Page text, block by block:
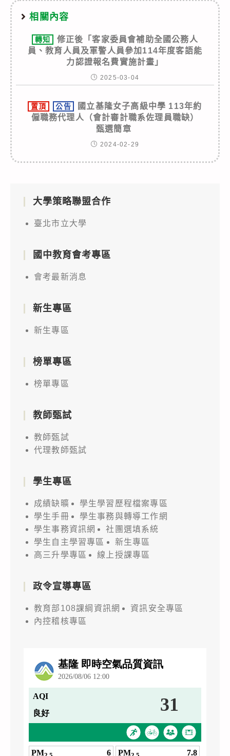
相關內容
轉知
修正後「客家委員會補助全國公務人
員、教育人員及軍警人員參加114年度客語能
力認證報名費實施計畫」
2025-03-04
置頂 公告
國立基隆女子高級中學 113年約
僱職務代理人（會計審計職系佐理員職缺）
甄選簡章
2024-02-29
大學策略聯盟合作
臺北市立大學
國中教育會考專區
會考最新消息
新生專區
新生專區
榜單專區
榜單專區
教師甄試
教師甄試
代理教師甄試
學生專區
成績缺曠
學生學習歷程檔案專區
學生手冊
學生事務與轉導工作網
學生事務資訊網
社團選填系統
學生自主學習專區
新生專區
高三升學專區
線上授課專區
政令宣導專區
教育部108課綱資訊網
資訊安全專區
內控稽核專區